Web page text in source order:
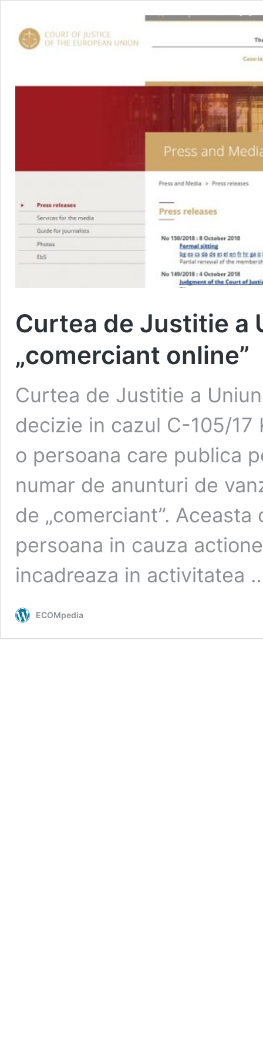
Curtea de Justitie a
„comerciant online”
Curtea de Justitie a
decizie in cazul C-105/
o persoana care publica
numar de anunturi de
de „comerciant”.
persoana in cauza
incadreaza in activitatea
ECOMpedia